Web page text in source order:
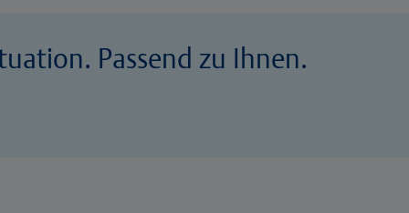
Passend zu Ihnen.